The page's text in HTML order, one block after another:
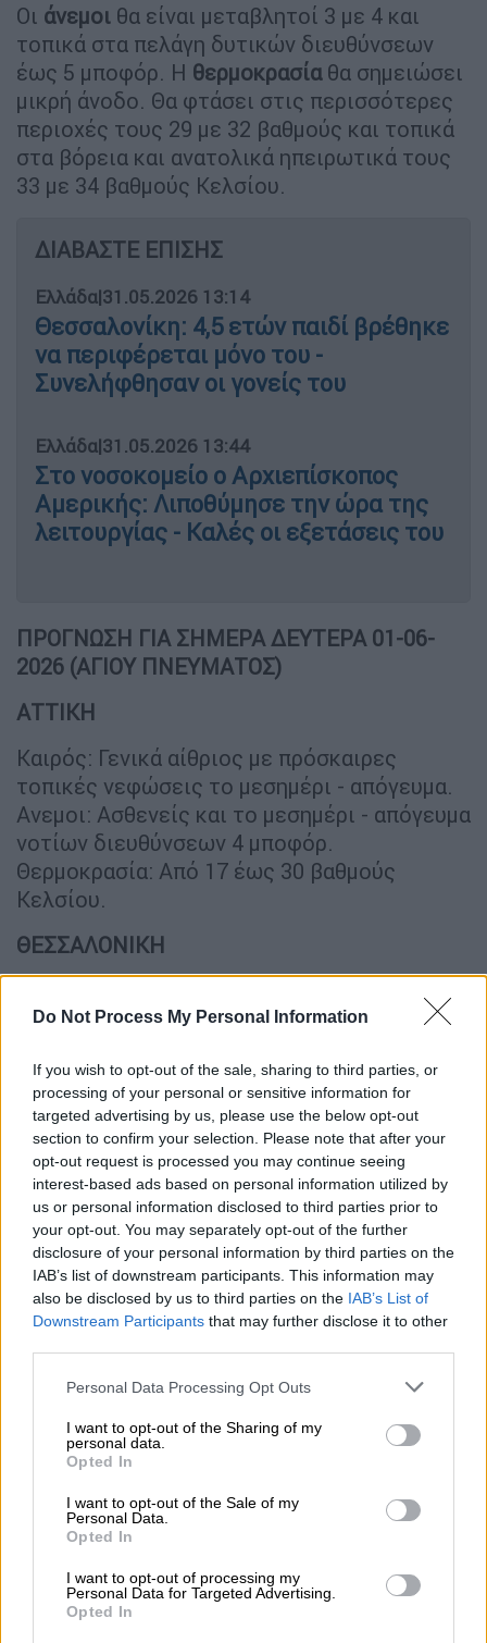
Do Not Process My Personal Information
If you wish to opt-out of the sale, sharing to third parties, or
processing of your personal or sensitive information for
targeted advertising by us, please use the below opt-out
section to confirm your selection. Please note that after your
opt-out request is processed you may continue seeing
interest-based ads based on personal information utilized by
us or personal information disclosed to third parties prior to
your opt-out. You may separately opt-out of the further
disclosure of your personal information by third parties on the
IAB’s list of downstream participants. This information may
also be disclosed by us to third parties on the IAB’s List of
Downstream Participants that may further disclose it to other
Please note that this website/app uses one or more Google
not limited to your visit or usage behaviour. You may click to
grant or deny consent to Google and its third-party tags to
use your data for below specified purposes in below Google
consent section.
Personal Data Processing Opt Outs
I want to opt-out of the Sharing of my
personal data.
Opted In
I want to opt-out of the Sale of my
Personal Data.
Opted In
I want to opt-out of processing my
Personal Data for Targeted Advertising.
Opted In
Οι άνεμοι θα είναι μεταβλητοί 3 με 4 και
τοπικά στα πελάγη δυτικών διευθύνσεων
έως 5 μποφόρ. Η θερμοκρασίαθα σημειώσει
μικρή άνοδο. Θα φτάσει στις περισσότερες
περιοχές τους 29 με 32 βαθμούς και τοπικά
στα βόρεια και ανατολικά ηπειρωτικά τους
33 με 34 βαθμούς Κελσίου.
ΔΙΑΒΑΣΤΕ ΕΠΙΣΗΣ
Ελλάδα|31.05.2026 13:14
Θεσσαλονίκη: 4,5 ετών παιδί βρέθηκε
να περιφέρεται μόνο του -
Συνελήφθησαν οι γονείς του
Ελλάδα|31.05.2026 13:44
Στο νοσοκομείο ο Αρχιεπίσκοπος
Αμερικής: Λιποθύμησε την ώρα της
λειτουργίας - Καλές οι εξετάσεις του
ΠΡΟΓΝΩΣΗ ΓΙΑ ΣΗΜΕΡΑ ΔΕΥΤΕΡΑ 01-06-
2026 (ΑΓΙΟΥ ΠΝΕΥΜΑΤΟΣ)
ΑΤΤΙΚΗ
Καιρός: Γενικά αίθριος με πρόσκαιρες
τοπικές νεφώσεις το μεσημέρι - απόγευμα.
Ανεμοι: Ασθενείς και το μεσημέρι - απόγευμα
νοτίων διευθύνσεων 4 μποφόρ.
Θερμοκρασία: Από 17 έως 30 βαθμούς
Κελσίου.
ΘΕΣΣΑΛΟΝΙΚΗ
τοπικές νεφώσεις το μεσημέρι - απόγευμα.
νότιοι 3 με 4 μποφόρ.
Θερμοκρασία: Από 16 έως 31 βαθμούς
Κελσίου.
ΜΑΚΕΔΟΝΙΑ, ΘΡΑΚΗ
Καιρός: Γενικά αίθριος με τοπικές νεφώσεις
τις μεσημβρινές και απογευματινές ώρες
στα ηπειρωτικά όπου στα ορεινά θα
εκδηλωθούν τοπικοί όμβροι και
μεμονωμένες καταιγίδες. Από αργά το
φαινόμενα και σε πεδινές περιοχές της
κεντρικής Μακεδονίας.
Ανεμοι: Ασθενείς και το μεσημέρι - απόγευμα
στα ανατολικά νότιοι 3 με 4 μποφόρ.
Θερμοκρασία: Από 13 έως 29 με 30 και
τοπικά στην κεντρική Μακεδονία 32 με 33
ελάχιστη θα είναι 2 με 3 βαθμούς
χαμηλότερη.